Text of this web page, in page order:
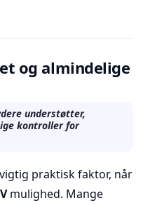
og almindelige
understøtter,
kontroller for
praktisk faktor, når
mulighed. Mange